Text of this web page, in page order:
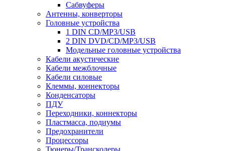
Сабвуферы
Антенны, конверторы
Головные устройства
1 DIN CD/MP3/USB
2 DIN DVD/CD/MP3/USB
Модельные головные устройства
Кабели акустические
Кабели межблочные
Кабели силовые
Клеммы, коннекторы
Конденсаторы
ПДУ
Переходники, коннекторы
Пластмасса, подиумы
Предохранители
Процессоры
Тюнеры/Транскодеры